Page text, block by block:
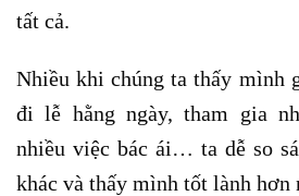
tất cả.
Nhiều khi chúng ta thấy mình
đi lễ hằng ngày, tham gia
nhiều việc bác ái… ta dễ so
khác và thấy mình tốt lành